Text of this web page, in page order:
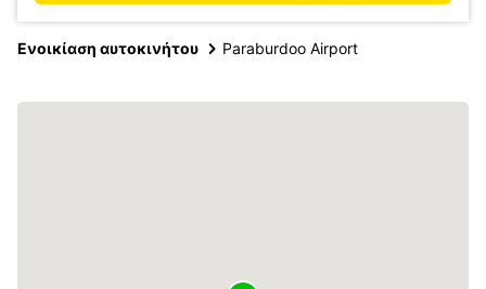
Ενοικίαση αυτοκινήτου Paraburdoo Airport